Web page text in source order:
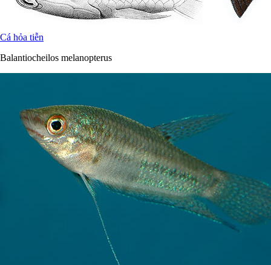
Cá hỏa tiễn
Balantiocheilos melanopterus